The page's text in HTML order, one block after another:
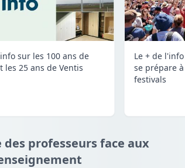
sur les 100 ans de
les 25 ans de Ventis
Le + de
se prépare
festivals
des professeurs face aux